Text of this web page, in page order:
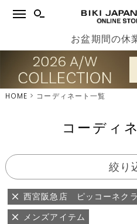
お盆期間の休
HOME コーディネート一覧
コーディ
絞り
西宮阪急店 ピッコーネク
メンズアイテム